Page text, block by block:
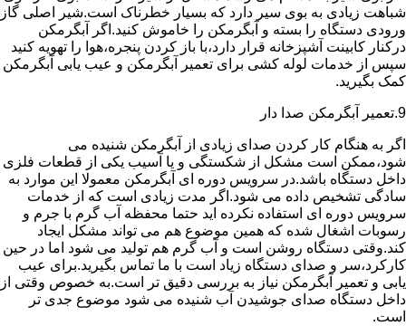
شباهت زیادی به بوی سیر دارد که بسیار خطرناک است.شیر اصلی گاز
ورودی دستگاه را بسته و آبگرمکن را خاموش کنید.اگر آبگرمکن
درکنار کابینت آشپزخانه قرار دارد،با باز کردن پنجره،هوا را تهویه کنید
سپس از خدمات لوله کشی برای تعمیر آبگرمکن و عیب یابی آبگرمکن
کمک بگیرید.
9.تعمیر آبگرمکن صدا دار
اگر به هنگام کار کردن صدای زیادی از آبگرمکن شنیده می
شود،ممکن است مشکل از شکستگی و یا آسیب یکی از قطعات فلزی
داخل دستگاه باشد.در سرویس دوره ای آبگرمکن معمولا این موارد به
سادگی تشخیص داده می شود.اگر مدت زیادی است که از خدمات
سرویس دوره ای استفاده نکرده اید حتما محفظه آب گرم با جرم و
رسوبات اشغال شده که همین موضوع هم می تواند مشکل ایجاد
کند.وقتی دستگاه روشن است و آب گرم هم تولید می شود اما در حین
کارکرد،سر و صدای دستگاه زیاد است با ما تماس بگیرید.برای عیب
یابی و تعمیر آبگرمکن نیاز به بررسی دقیق تر است.به خصوص وقتی از
داخل دستگاه صدای جوشیدن آب شنیده می شود موضوع جدی تر
است.